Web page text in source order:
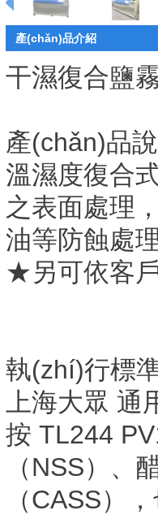
產(chǎn)品介紹
干濕復合鹽
產(chǎn)品
溫濕度復合
之表面處理
油等防蝕處理后
★另可依客戶
執(zhí)行標
上海大眾
按 TL244
（NSS）
（CASS）